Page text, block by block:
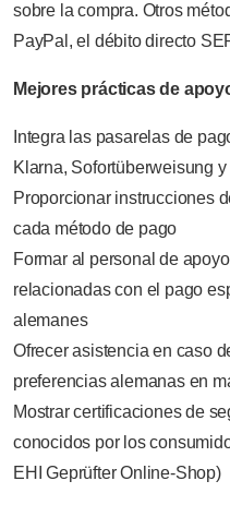
sobre la compra. Otros
PayPal, el débito directo
Mejores prácticas de
Integra las pasarelas de
Klarna, Sofortüberweisung
Proporcionar instrucciones
cada método de pago
Formar al personal de
relacionadas con el pago
alemanes
Ofrecer asistencia en caso
preferencias alemanas en
Mostrar certificaciones de
conocidos por los
EHI Geprüfter Online-Shop)